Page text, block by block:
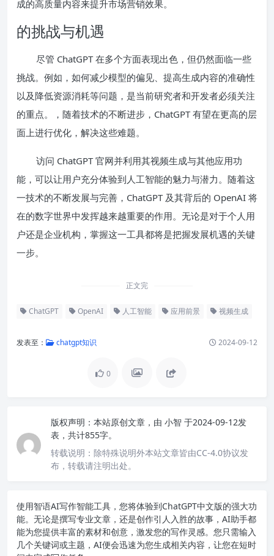
成的高质量内容来提升市场营销效果。
的挑战与机遇
尽管 ChatGPT 在多个方面表现出色，但仍然面临一些
挑战。例如，如何减少模型的偏见、提高生成内容的准确性
以及降低资源消耗等问题，是当前研究者和开发者必须关注
的重点。，随着技术的不断进步，ChatGPT 有望在更高的层
面上进行优化，解决这些难题。
访问 ChatGPT 官网并利用其视频生成与其他应用功
能，可以让用户充分体验到人工智能的魅力与潜力。随着这
一技术的不断发展与完善，ChatGPT 及其背后的 OpenAI 将
在的数字世界中发挥越来越重要的作用。无论是对于个人用
户还是企业机构，掌握这一工具都将是把握发展机遇的关键
一步。
正文完
ChatGPT OpenAI 人工智能 应用前景 视频生成
发表至： chatgpt知识 2024-09-12
0
版权声明： 本站原创文章，由 小智 于2024-09-12发
表，共计855字。
转载说明： 除特殊说明外本站文章皆由CC-4.0协议发
布，转载请注明出处。
使用智语AI写作智能工具，您将体验到ChatGPT中文版的强大功
能。无论是撰写专业文章，还是创作引人入胜的故事，AI助手都
能为您提供丰富的素材和创意，激发您的写作灵感。您只需输入
几个关键词或主题，AI便会迅速为您生成相关内容，让您在短时